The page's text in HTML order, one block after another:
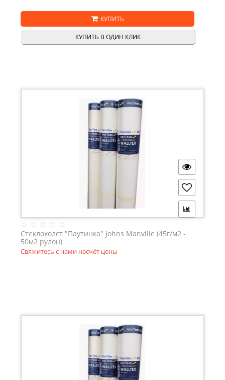
КУПИТЬ
КУПИТЬ В ОДИН КЛИК
Стеклохолст "Паутинка" Johns Manville (45г/м2 -
50м2 рулон)
Свяжитесь с нами насчёт цены